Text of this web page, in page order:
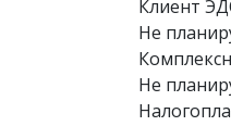
Клиент
Не
Не